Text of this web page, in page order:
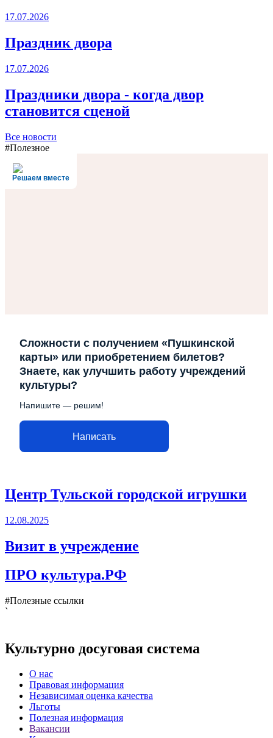
17.07.2026
Праздник двора
17.07.2026
Праздники двора - когда двор
становится сценой
Все новости
#Полезное
Решаем вместе
Сложности с получением «Пушкинской
карты» или приобретением билетов?
Знаете, как улучшить работу учреждений
культуры?
Напишите — решим!
Написать
Центр Тульской городской игрушки
12.08.2025
Визит в учреждение
ПРО культура.РФ
#Полезные ссылки
`
Культурно досуговая система
О нас
Правовая информация
Независимая оценка качества
Льготы
Полезная информация
Вакансии